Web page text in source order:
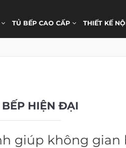
TỦ BẾP CAO CẤP THIẾT KẾ
HIỆN ĐẠI
giúp không gian